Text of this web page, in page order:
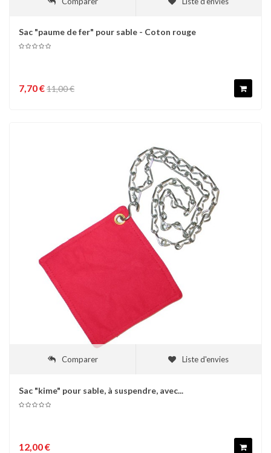
Sac "paume de fer" pour sable - Coton rouge
7,70 €11,00 €
Comparer Liste d'envies
Sac "kime" pour sable, à suspendre, avec...
12,00 €